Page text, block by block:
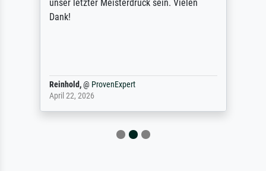
unser letzter Meisterdruck sein. Vielen
Dank!
Reinhold,@ ProvenExpert
April 22, 2026